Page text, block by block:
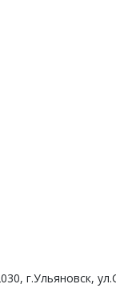
г.Ульяновск,